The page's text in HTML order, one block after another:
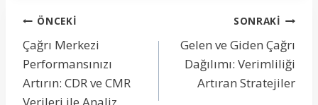
Yazı
gezinmesi
ÖNCEKI
Çağrı Merkezi
Performansınızı
Artırın: CDR ve CMR
SONRAKI
Gelen ve Giden Çağrı
Dağılımı: Verimliliği
Artıran Stratejiler